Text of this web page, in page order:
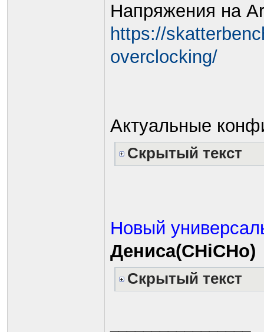
Напряжения на
https://
overclocking/
Актуальные
Скрытый текст
Новый
Дениса(CHiCHo)
Скрытый текст